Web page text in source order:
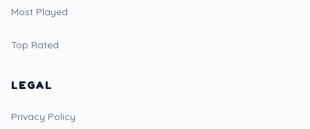
Most Played
Top Rated
LEGAL
Privacy Policy